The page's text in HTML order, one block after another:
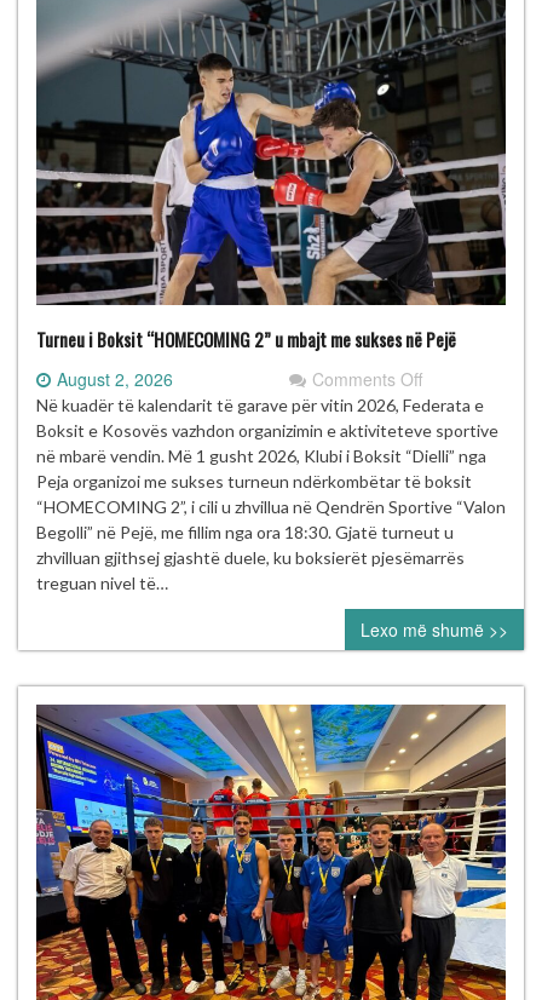
Turneu i Boksit “HOMECOMING 2” u mbajt me sukses në Pejë
August 2, 2026 Comments Offon
Turneu
i
Boksit
2”
u
mbajt
sukses
në
Pejë
Në kuadër të kalendarit të garave për vitin 2026, Federata e
Boksit e Kosovës vazhdon organizimin e aktiviteteve sportive
në mbarë vendin. Më 1 gusht 2026, Klubi i Boksit “Dielli” nga
Peja organizoi me sukses turneun ndërkombëtar të boksit
“HOMECOMING 2”, i cili u zhvillua në Qendrën Sportive “Valon
Begolli” në Pejë, me fillim nga ora 18:30. Gjatë turneut u
zhvilluan gjithsej gjashtë duele, ku boksierët pjesëmarrës
treguan nivel të…
Lexo më shumë >>